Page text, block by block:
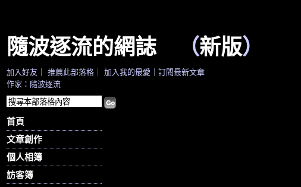
隨波逐流的網誌（新版）
首頁
文章創作
個人相簿
訪客簿
加入好友 推薦此部落格 加入我的最愛
訂閱最新文章
作家：隨波逐流